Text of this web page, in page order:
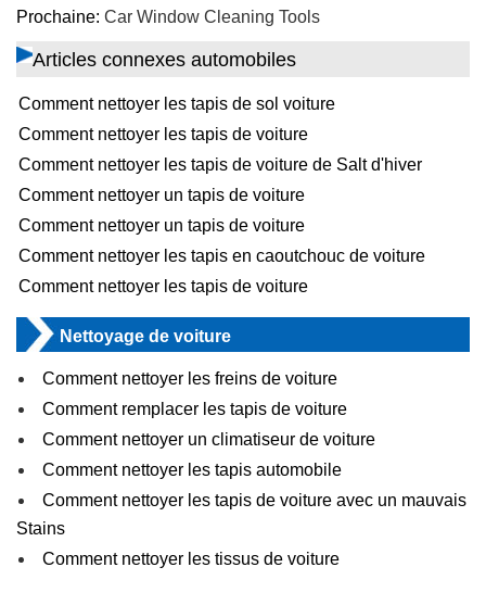
Prochaine: Car Window Cleaning Tools
Articles connexes automobiles
Comment nettoyer les tapis de sol voiture
Comment nettoyer les tapis de voiture
Comment nettoyer les tapis de voiture de Salt d'hiver
Comment nettoyer un tapis de voiture
Comment nettoyer un tapis de voiture
Comment nettoyer les tapis en caoutchouc de voiture
Comment nettoyer les tapis de voiture
Nettoyage de voiture
Comment nettoyer les freins de voiture
Comment remplacer les tapis de voiture
Comment nettoyer un climatiseur de voiture
Comment nettoyer les tapis automobile
Comment nettoyer les tapis de voiture avec un mauvais
Stains
Comment nettoyer les tissus de voiture